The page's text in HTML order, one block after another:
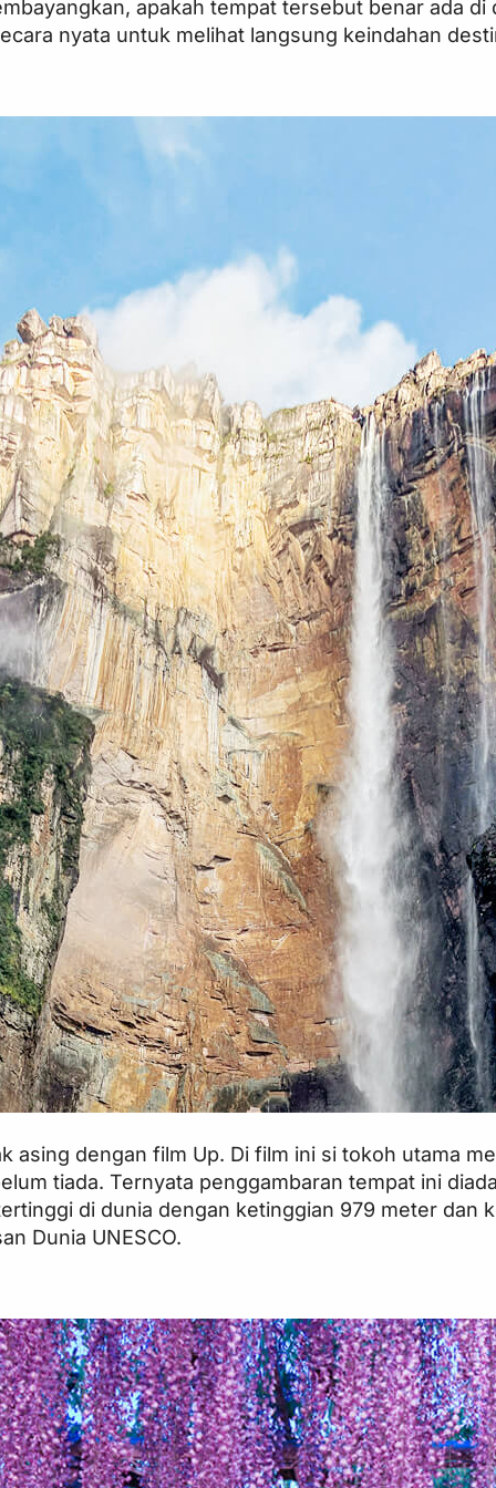
apakah tempat tersebut benar ada
nyata untuk melihat langsung keindahan
asing dengan film Up. Di film ini si tokoh utama
tiada. Ternyata penggambaran tempat ini
di dunia dengan ketinggian 979 meter
Dunia UNESCO.